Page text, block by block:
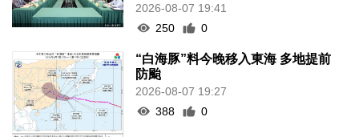
2026-08-07 19:41
250
0
“白海豚”料今晚移入東海 多地提前
防颱
2026-08-07 19:27
388
0